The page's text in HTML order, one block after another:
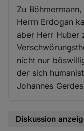
Zu
Herrn Erdogan
aber Herr Huber
nicht nur
der sich
Johannes Gerdes
Diskussion